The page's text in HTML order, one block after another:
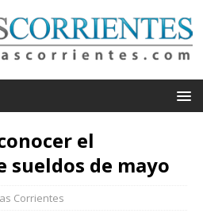
el
sueldos de mayo
Corrientes